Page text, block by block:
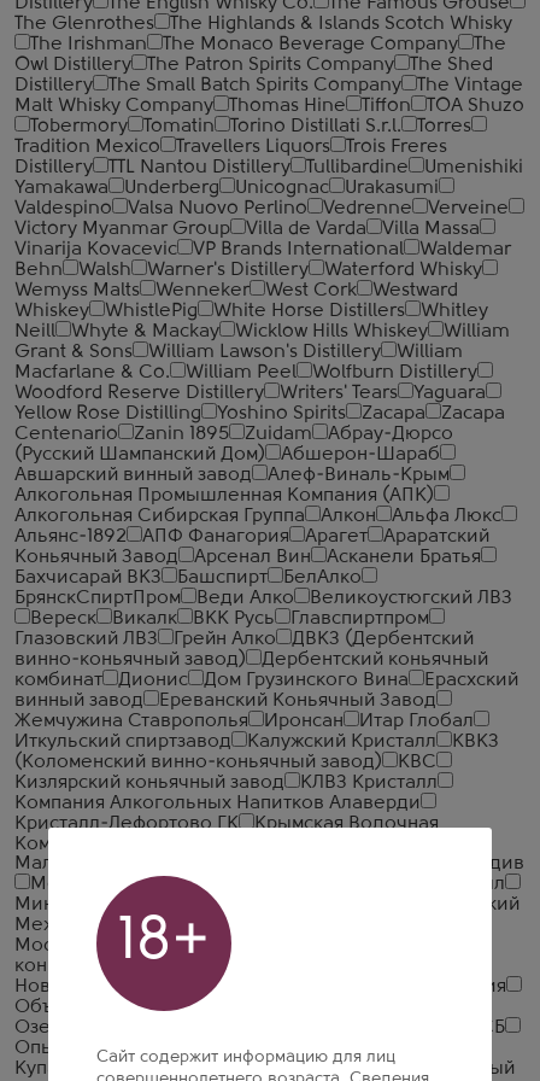
The Glenrothes
The Highlands & Islands Scotch Whisky
The Irishman
The Monaco Beverage Company
The
Owl Distillery
The Patron Spirits Company
The Shed
Distillery
The Small Batch Spirits Company
The Vintage
Malt Whisky Company
Thomas Hine Tiffon
TOA Shuzo
Tobermory
Tomatin Torino Distillati S.r.l.
Torres
Tradition Mexico
Travellers Liquors
Trois Freres
Distillery
TTL Nantou Distillery Tullibardine
Umenishiki
Yamakawa
Underberg Unicognac
Urakasumi
Valdespino
Valsa Nuovo Perlino Vedrenne
Verveine
Victory Myanmar Group
Villa de Varda
Villa Massa
Vinarija Kovacevic
VP Brands International
Waldemar
Behn
Walsh Warner's Distillery
Waterford Whisky
Wemyss Malts
Wenneker West Cork
Westward
Whiskey
WhistlePig White Horse Distillers
Whitley
Neill
Whyte & Mackay Wicklow Hills Whiskey
William
Grant & Sons
William Lawson's Distillery
William
Macfarlane & Co.
William Peel
Wolfburn Distillery
Woodford Reserve Distillery
Writers' Tears
Yaguara
Yellow Rose Distilling
Yoshino Spirits Zacapa
Zacapa
Centenario
Zanin 1895 Zuidam
Абрау-Дюрсо
(Русский Шампанский Дом)
Абшерон-Шараб
Авшарский винный завод
Алеф-Виналь-Крым
Алкогольная Промышленная Компания (АПК)
Алкогольная Сибирская Группа
Алкон
Альфа Люкс
Альянс-1892
АПФ Фанагория Арагет
Араратский
Коньячный Завод
Арсенал Вин
Асканели Братья
Бахчисарай ВКЗ
Башспирт
БелАлко
БрянскСпиртПром
Веди Алко
Великоустюгский ЛВЗ
Вереск
Викалк ВКК Русь
Главспиртпром
Глазовский ЛВЗ
Грейн Алко
ДВКЗ (Дербентский
винно-коньячный завод)
Дербентский коньячный
комбинат
Дионис Дом Грузинского Вина
Ерасхский
винный завод
Ереванский Коньячный Завод
Жемчужина Ставрополья
Иронсан
Итар Глобал
Иткульский спиртзавод
Калужский Кристалл
КВКЗ
(Коломенский винно-коньячный завод)
КВС
Кизлярский коньячный завод
КЛВЗ Кристалл
Компания Алкогольных Напитков Алаверди
Кристалл-Лефортово ГК
Крымская Водочная
Компания
Малиновщизненский Спиртоводочный Завод Аквадив
Мердзаванский коньячный завод
Минск Кристалл
Минский завод виноградных вин
ММВЗ (Московский
Межреспубликанский Винодельческий Завод)
Московский завод Кристалл
коньячный завод
Национал Алко
Новокубанское
Объединенная Водочная Компания
Объединенные Пензенские Водочные Заводы
Озерский спиртоводочный завод (ОСВЗ)
ООО ССБ
Опытный завод НИВА
Первомайский
Купажный Завод
Пермалко
Прошянский Коньячный
18+
Сайт содержит информацию для лиц